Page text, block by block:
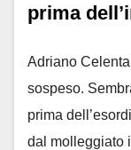
prima
Adriano
sospeso.
prima
dal molleggiato